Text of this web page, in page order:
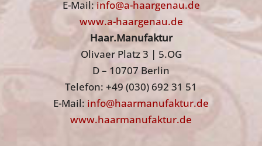
E-Mail:info@a-haargenau.de
www.a-haargenau.de
Haar.Manufaktur
Olivaer Platz 3 | 5.OG
D – 10707 Berlin
Telefon: +49 (030) 692 31 51
E-Mail: info@haarmanufaktur.de
www.haarmanufaktur.de